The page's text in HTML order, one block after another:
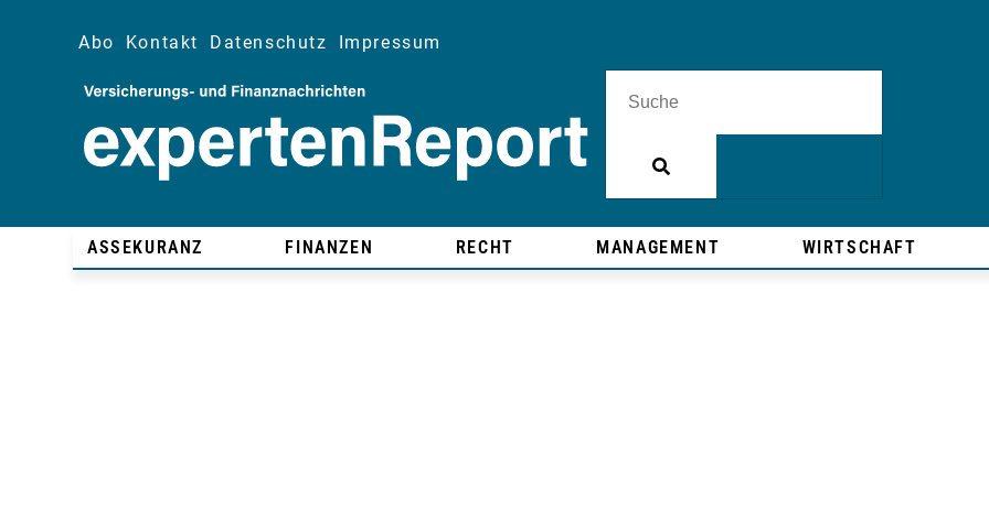
Abo Kontakt Datenschutz Impressum
ASSEKURANZ FINANZEN RECHT MANAGEMENT WIRTSCHAFT